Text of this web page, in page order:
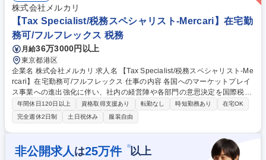
債権流動化などによるダイナミックな資金調達など、挑戦する機会が豊富
です。経営・事業・資本市場を横断するダイナミックな経験を得られる環
境があります。 募集職種 【財務スペシャリスト - Mercari】CFO直下組織/
フルフレックス/在宅勤務可
株式会社メルカリ
【Tax Specialist/税務スペシャリスト-Mercari】在宅勤
務可/フルフレックス 税務
月給36万3000円以上
東京都港区
企業名 株式会社メルカリ 求人名 【Tax Specialist/税務スペシャリスト-Me
rcari】在宅勤務可/フルフレックス 仕事の内容 各国へのマーケットプレイ
ス事業への進出強化に伴い、社内の経営陣や各部門の意思決定を国際税務
の知識・経験を基にサポートし、組織をドライブさせるべく、以下の業務
をお任せします。 ■税務申告書の作成 ■各種会計・税務論点の検討 ■税務
調査対応 ■新規プロジェクトの税務アドバイザリー ■その他会計・税務業
務全般 ■海外子会社税務担当者とのコミュニケーション ■移転価格文書の
作成(マスターファイル・CbCR・ローカルファイルの作成等) ■海外会社
との取引における国際税務アドバイザリー 募集職種 【Tax Specialist/税務
年間休日120日以上 資格取得支援あり 転勤なし 時短勤務あり
在宅OK
完全週休2日制
土日祝休み 服装自由
非公開求人 は25万件 ※以上